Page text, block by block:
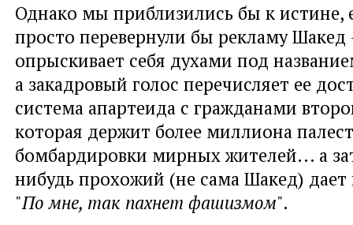
Однако мы приблизились бы к
просто перевернули бы рекламу Шакед
опрыскивает себя духами под
а закадровый голос перечисляет ее
система апартеида с гражданами
которая держит более миллиона
бомбардировки мирных жителей... а
нибудь прохожий (не сама Шакед)
"По мне, так пахнет фашизмом".